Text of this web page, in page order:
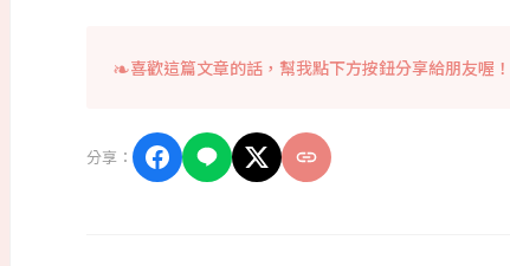
喜歡這篇文章的話，幫我點下方按鈕分享給朋友喔！
分享：